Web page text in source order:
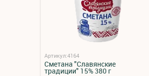
Артикул:4164
Сметана "Славянские
традиции" 15% 380 г